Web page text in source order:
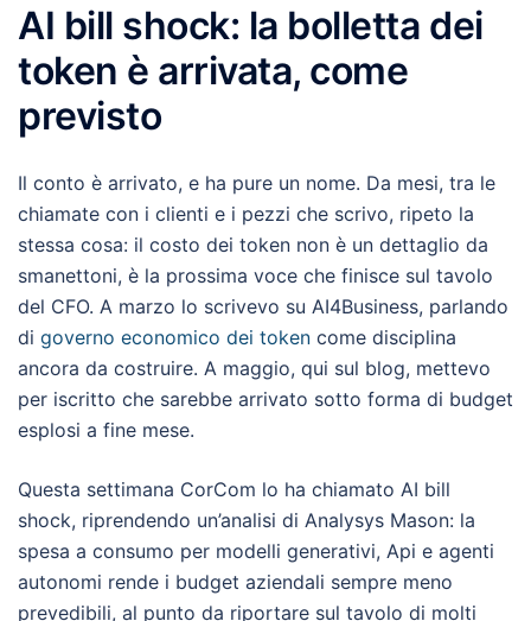
AI bill shock: la bolletta dei
token è arrivata, come
previsto
Il conto è arrivato, e ha pure un nome. Da mesi, tra le
chiamate con i clienti e i pezzi che scrivo, ripeto la
stessa cosa: il costo dei token non è un dettaglio da
smanettoni, è la prossima voce che finisce sul tavolo
del CFO. A marzo lo scrivevo su AI4Business, parlando
di governo economico dei token come disciplina
ancora da costruire. A maggio, qui sul blog, mettevo
per iscritto che sarebbe arrivato sotto forma di budget
esplosi a fine mese.
Questa settimana CorCom lo ha chiamato AI bill
shock, riprendendo un’analisi di Analysys Mason: la
spesa a consumo per modelli generativi, Api e agenti
autonomi rende i budget aziendali sempre meno
prevedibili, al punto da riportare sul tavolo di molti